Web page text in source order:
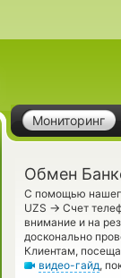
Мониторинг
Обмен
С помощью
UZS → Счет
внимание и на
досконально
Клиентам,
видео-гайд,